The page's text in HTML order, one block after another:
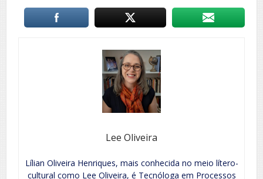
Lee Oliveira
Lílian Oliveira Henriques, mais conhecida no meio lítero-
cultural como Lee Oliveira, é Tecnóloga em Processos